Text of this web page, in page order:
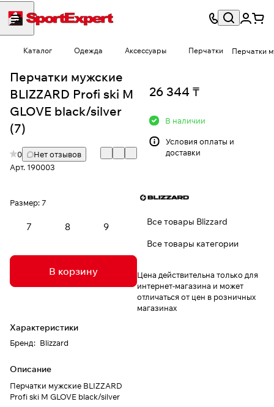
Каталог Одежда Аксессуары Перчатки Перчатки
Перчатки мужские
BLIZZARD Profi ski M
GLOVE black/silver
(7)
0
Нет отзывов
Арт. 190003
Размер:7
7 8 9
В корзину
Характеристики
Бренд: Blizzard
Описание
Перчатки мужские BLIZZARD
Profi ski M GLOVE black/silver
26 344 ₸
В наличии
Условия оплаты и
доставки
Все товары Blizzard
Все товары категории
Цена действительна только для
интернет-магазина и может
отличаться от цен в розничных
магазинах